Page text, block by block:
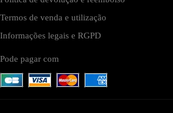
Termos de venda e utilização
Informações legais e RGPD
Pode pagar com